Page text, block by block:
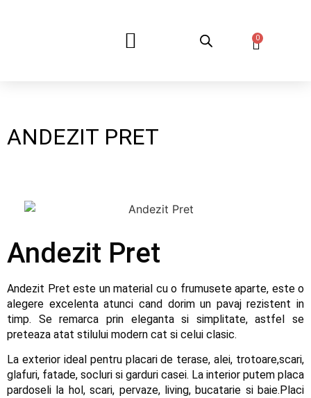
0
ANDEZIT PRET
Andezit Pret
Andezit Pret este un material cu o frumusete aparte, este o
alegere excelenta atunci cand dorim un pavaj rezistent in
timp. Se remarca prin eleganta si simplitate, astfel se
preteaza atat stilului modern cat si celui clasic.
La exterior ideal pentru placari de terase, alei, trotoare,scari,
glafuri, fatade, socluri si garduri casei. La interior putem placa
pardoseli la hol, scari, pervaze, living, bucatarie si baie.Placi